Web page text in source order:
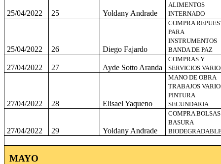
25/04/2022 25 Yoldany Andrade
ALIMENTOS
INTERNADO
25/04/2022 26 Diego Fajardo
COMPRA
PARA
INSTRUMENTOS
BANDA DE PAZ
27/04/2022 27 Ayde Sotto Aranda
COMPRAS Y
SERVICIOS
27/04/2022 28 Elisael Yaqueno
MANO DE OBRA
TRABAJOS
PINTURA
SECUNDARIA
27/04/2022 29 Yoldany Andrade
COMPRA BOLSAS
BASURA
MAYO